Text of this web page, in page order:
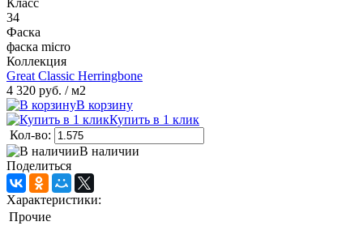
34
Фаска
фаска micro
Коллекция
Great Classic Herringbone
4 320 руб. / м2
В корзину
Купить в 1 клик
Кол-во:
В наличии
Поделиться
Характеристики:
Прочие